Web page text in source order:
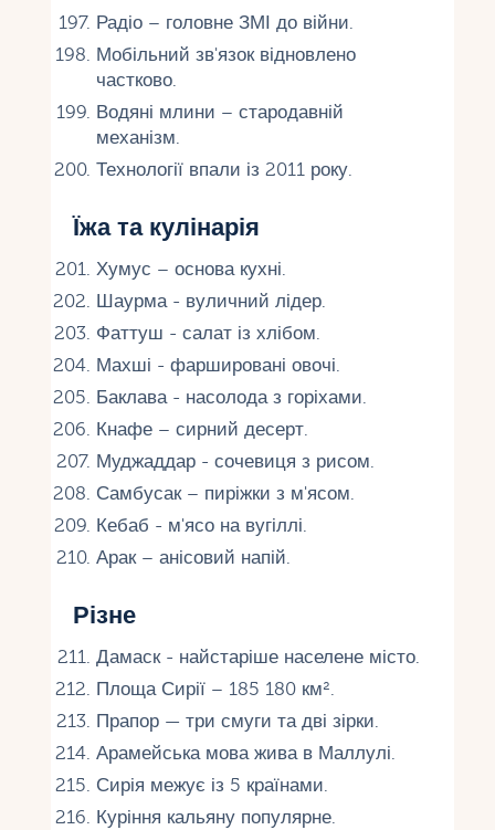
Радіо – головне ЗМІ до війни.
Мобільний зв'язок відновлено
частково.
Водяні млини – стародавній
механізм.
Технології впали із 2011 року.
Їжа та кулінарія
Хумус – основа кухні.
Шаурма - вуличний лідер.
Фаттуш - салат із хлібом.
Махші - фаршировані овочі.
Баклава - насолода з горіхами.
Кнафе – сирний десерт.
Муджаддар - сочевиця з рисом.
Самбусак – пиріжки з м'ясом.
Кебаб - м'ясо на вугіллі.
Арак – анісовий напій.
Різне
Дамаск - найстаріше населене місто.
Площа Сирії – 185 180 км².
Прапор — три смуги та дві зірки.
Арамейська мова жива в Маллулі.
Сирія межує із 5 країнами.
Куріння кальяну популярне.